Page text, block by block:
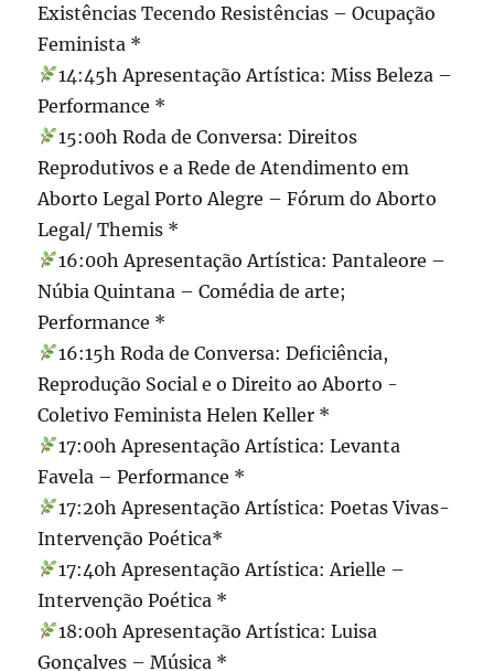
Existências Tecendo Resistências – Ocupação
Feminista *
14:45h Apresentação Artística: Miss Beleza –
Performance *
15:00h Roda de Conversa: Direitos
Reprodutivos e a Rede de Atendimento em
Aborto Legal Porto Alegre – Fórum do Aborto
Legal/ Themis *
16:00h Apresentação Artística: Pantaleore –
Núbia Quintana – Comédia de arte;
Performance *
16:15h Roda de Conversa: Deficiência,
Reprodução Social e o Direito ao Aborto -
Coletivo Feminista Helen Keller *
17:00h Apresentação Artística: Levanta
Favela – Performance *
17:20h Apresentação Artística: Poetas Vivas-
Intervenção Poética*
17:40h Apresentação Artística: Arielle –
Intervenção Poética *
18:00h Apresentação Artística: Luisa
Gonçalves – Música *